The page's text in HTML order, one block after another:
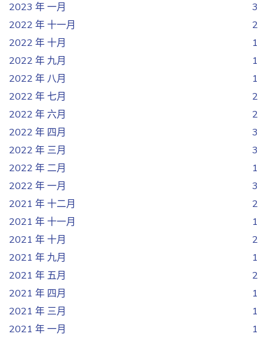
2023 年 一月
3
2022 年 十一月
2
2022 年 十月
1
2022 年 九月
1
2022 年 八月
1
2022 年 七月
2
2022 年 六月
2
2022 年 四月
3
2022 年 三月
3
2022 年 二月
1
2022 年 一月
3
2021 年 十二月
2
2021 年 十一月
1
2021 年 十月
2
2021 年 九月
1
2021 年 五月
2
2021 年 四月
1
2021 年 三月
1
2021 年 一月
1